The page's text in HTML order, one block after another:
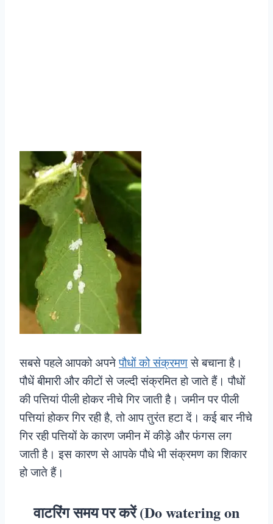
सबसे पहले आपको अपनेपौधों को संक्रमणसे बचाना है।
पौधें बीमारी और कीटों से जल्दी संक्रमित हो जाते हैं। पौधों
की पत्तियां पीली होकर नीचे गिर जाती है। जमीन पर पीली
पत्तियां होकर गिर रही है, तो आप तुरंत हटा दें। कई बार नीचे
गिर रही पत्तियों के कारण जमीन में कीड़े और फंगस लग
जाती है। इस कारण से आपके पौधे भी संक्रमण का शिकार
हो जाते हैं।
वाटरिंग समय पर करें (Do watering on